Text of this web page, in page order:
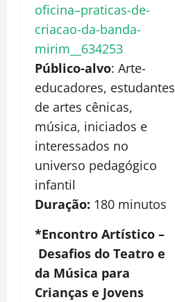
oficina–praticas-de-
criacao-da-banda-
mirim__634253
Público-alvo: Arte-
educadores, estudantes
de artes cênicas,
música, iniciados e
interessados no
universo pedagógico
infantil
Duração: 180 minutos
*Encontro Artístico –
Desafios do Teatro e
da Música para
Crianças e Jovens